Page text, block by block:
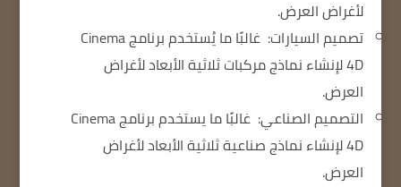
لأغراض العرض.
تصميم السيارات:
غالبًا ما يُستخدم برنامج Cinema
4D لإنشاء نماذج مركبات ثلاثية الأبعاد لأغراض
العرض.
التصميم الصناعي:
غالبًا ما يستخدم برنامج Cinema
4D لإنشاء نماذج صناعية ثلاثية الأبعاد لأغراض
العرض.